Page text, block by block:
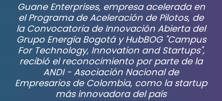
Guane Enterprises, empresa acelerada en
el Programa de Aceleración de Pilotos, de
la Convocatoria de Innovación Abierta del
Grupo Energía Bogotá y HubBOG "Campus
For Technology, Innovation and Startups",
recibió el reconocimiento por parte de la
ANDI - Asociación Nacional de
Empresarios de Colombia, como la startup
más innovadora del país